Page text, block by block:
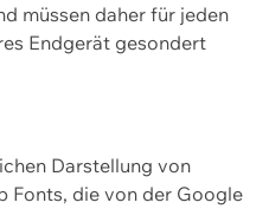
müssen daher für jeden
Endgerät gesondert
Darstellung von
Fonts, die von der Google